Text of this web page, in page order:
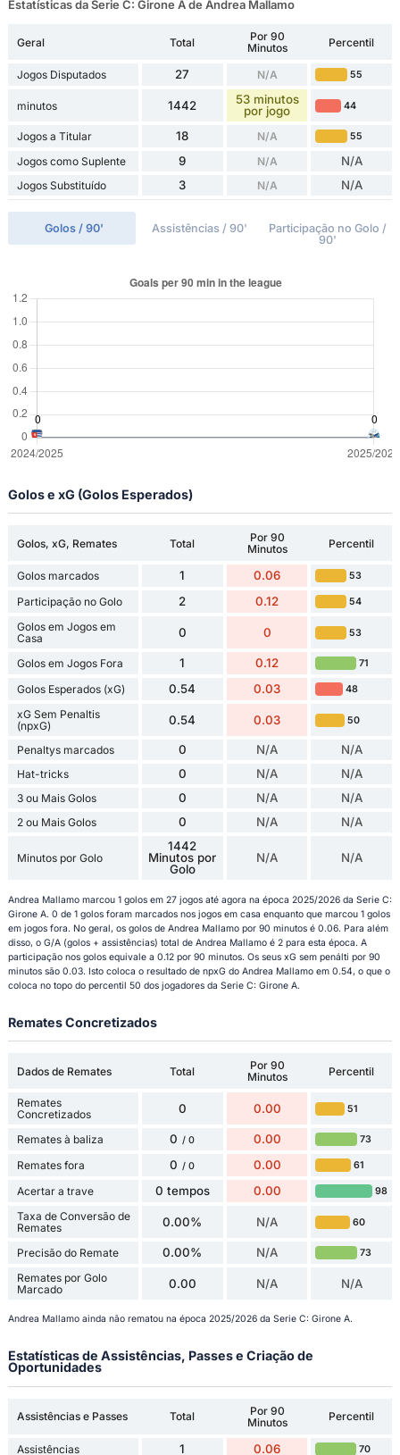
Estatísticas da Serie C: Girone A de Andrea Mallamo
Geral Total
Por 90
Minutos
Percentil
Jogos Disputados 27 N/A 55
minutos 1442
53 minutos
por jogo
44
Jogos a Titular 18 N/A 55
Jogos como Suplente 9 N/A N/A
Jogos Substituído 3 N/A N/A
Golos / 90' Assistências / 90'
Participação no Golo /
90'
Golos e xG (Golos Esperados)
Golos, xG, Remates Total
Por 90
Minutos
Percentil
Golos marcados 1 0.06 53
Participação no Golo 2 0.12 54
Golos em Jogos em
Casa
0 0 53
Golos em Jogos Fora 1 0.12 71
Golos Esperados (xG) 0.54 0.03 48
xG Sem Penaltis
(npxG)
0.54 0.03 50
Penaltys marcados 0 N/A N/A
Hat-tricks 0 N/A N/A
3 ou Mais Golos 0 N/A N/A
2 ou Mais Golos 0 N/A N/A
Minutos por Golo
1442
Minutos por
Golo
N/A N/A
Andrea Mallamo marcou 1 golos em 27 jogos até agora na época 2025/2026 da Serie C:
Girone A. 0 de 1 golos foram marcados nos jogos em casa enquanto que marcou 1 golos
em jogos fora. No geral, os golos de Andrea Mallamo por 90 minutos é 0.06. Para além
disso, o G/A (golos + assistências) total de Andrea Mallamo é 2 para esta época. A
participação nos golos equivale a 0.12 por 90 minutos. Os seus xG sem penálti por 90
minutos são 0.03. Isto coloca o resultado de npxG do Andrea Mallamo em 0.54, o que o
coloca no topo do percentil 50 dos jogadores da Serie C: Girone A.
Remates Concretizados
Dados de Remates Total
Por 90
Minutos
Percentil
Remates
Concretizados
0 0.00 51
Remates à baliza 0 / 0 0.00 73
Remates fora 0 / 0 0.00 61
Acertar a trave 0 tempos 0.00 98
Taxa de Conversão de
Remates
0.00% N/A 60
Precisão do Remate 0.00% N/A 73
Remates por Golo
Marcado
0.00 N/A N/A
Andrea Mallamo ainda não rematou na época 2025/2026 da Serie C: Girone A.
Estatísticas de Assistências, Passes e Criação de
Oportunidades
Assistências e Passes Total
Por 90
Minutos
Percentil
Assistências 1 0.06 70